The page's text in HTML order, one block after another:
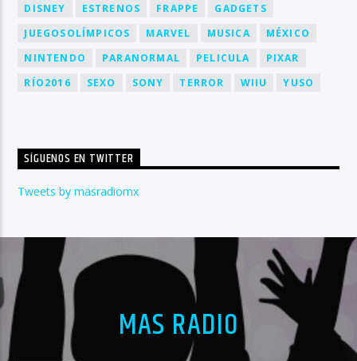
DISNEY
ESTRENOS FRAPPE
GADGETS
JUEGOSOLÍMPICOS
MARVEL MUSICA
MÉXICO
NINTENDO
PARANORMAL PELICULA
PIXAR
RÍO2016
SEXO SONY TERROR WIIU YUSO
SÍGUENOS EN TWITTER
Tweets by masradiomx
MAS RADIO